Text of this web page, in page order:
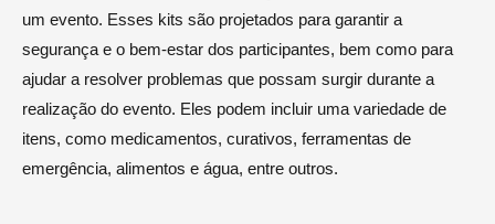
um evento. Esses kits são projetados para garantir a
segurança e o bem-estar dos participantes, bem como para
ajudar a resolver problemas que possam surgir durante a
realização do evento. Eles podem incluir uma variedade de
itens, como medicamentos, curativos, ferramentas de
emergência, alimentos e água, entre outros.